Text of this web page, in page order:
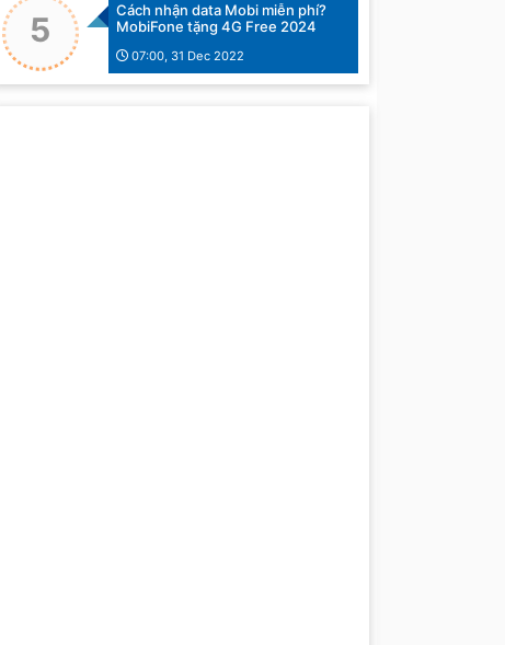
5
Cách nhận data Mobi miễn phí?
MobiFone tặng 4G Free 2024
07:00, 31 Dec 2022